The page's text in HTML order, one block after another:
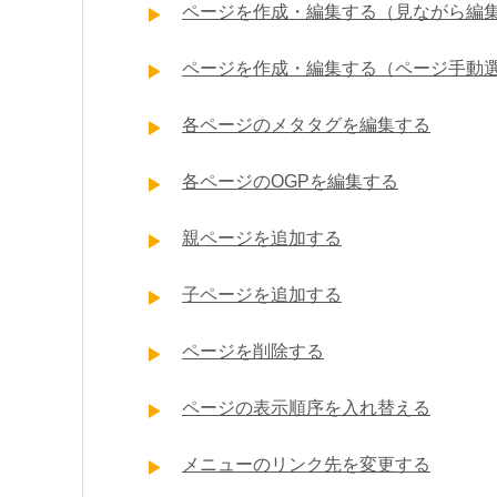
ページを作成・編集する（見ながら編集
ページを作成・編集する（ページ手動選
各ページのメタタグを編集する
各ページのOGPを編集する
親ページを追加する
子ページを追加する
ページを削除する
ページの表示順序を入れ替える
メニューのリンク先を変更する